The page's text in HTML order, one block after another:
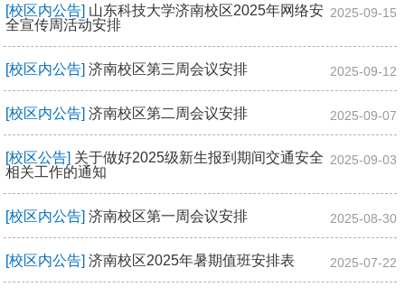
[校区内公告] 山东科技大学济南校区2025年网络安
全宣传周活动安排
2025-09-15
[校区内公告]济南校区第三周会议安排 2025-09-12
[校区内公告]济南校区第二周会议安排 2025-09-07
[校区公告] 关于做好2025级新生报到期间交通安全
相关工作的通知
2025-09-03
[校区内公告]济南校区第一周会议安排 2025-08-30
[校区内公告]济南校区2025年暑期值班安排表 2025-07-22